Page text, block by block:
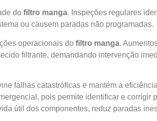
do filtro manga. Inspeções regulares
ou causem paradas não programadas.
operacionais do filtro manga.
filtrante, demandando intervenção
falhas catastróficas e mantém a
pois permite identificar e corrigir
útil dos componentes, reduz paradas